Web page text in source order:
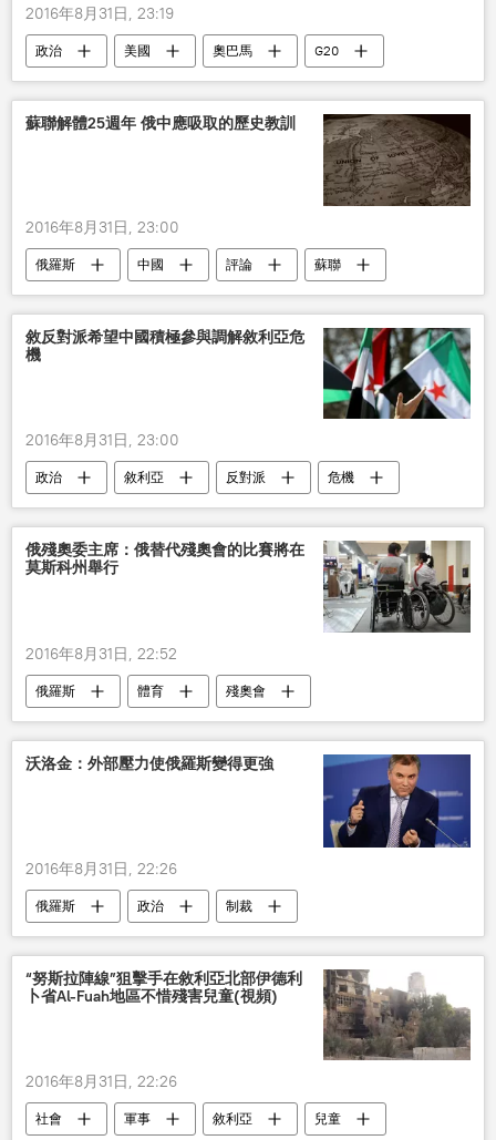
2016年8月31日, 23:19
政治 美國 奧巴馬 G20
蘇聯解體25週年 俄中應吸取的歷史教訓
2016年8月31日, 23:00
俄羅斯 中國 評論 蘇聯
敘反對派希望中國積極參與調解敘利亞危
機
2016年8月31日, 23:00
政治 敘利亞 反對派
危機
中國
俄殘奧委主席：俄替代殘奧會的比賽將在
莫斯科州舉行
2016年8月31日, 22:52
俄羅斯 體育 殘奧會
沃洛金：外部壓力使俄羅斯變得更強
2016年8月31日, 22:26
俄羅斯 政治 制裁
“努斯拉陣線”狙擊手在敘利亞北部伊德利
卜省Al-Fuah地區不惜殘害兒童(視頻)
2016年8月31日, 22:26
社會 軍事 敘利亞 兒童